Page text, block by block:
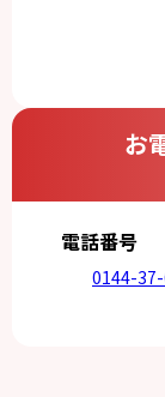
な期間、妥当
応募者等の
について、
法令、及び
応募者等の個
及び毀損から
ます。
6. Cookieに
本ウェブサ
お
電話番号
0144-